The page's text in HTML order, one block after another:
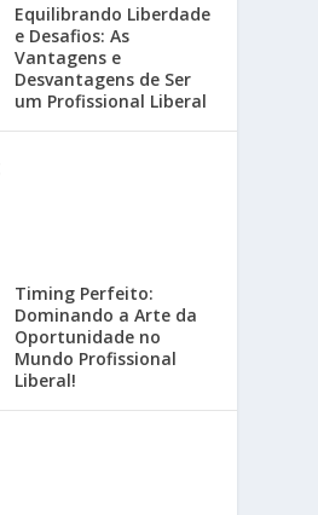
Equilibrando Liberdade
e Desafios: As
Vantagens e
Desvantagens de Ser
um Profissional Liberal
Timing Perfeito:
Dominando a Arte da
Oportunidade no
Mundo Profissional
Liberal!